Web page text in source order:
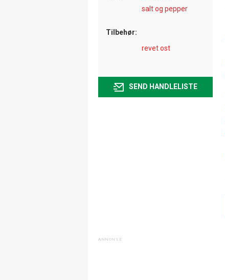
salt og pepper
Tilbehør:
revet ost
SEND HANDLELISTE